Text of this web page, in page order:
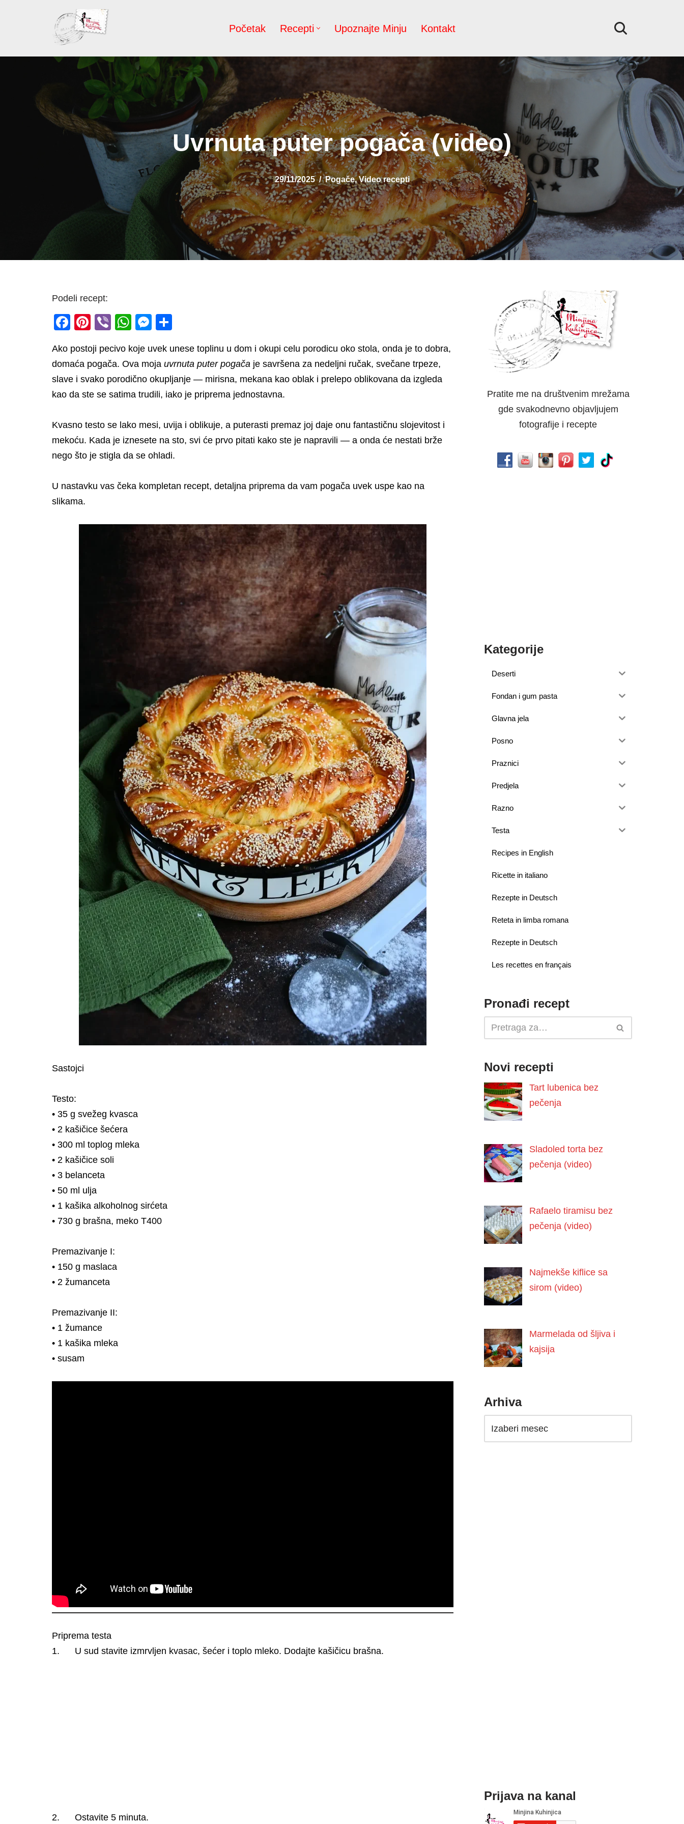
sadržaj
Početak Recepti Upoznajte Minju Kontakt
Uvrnuta puter pogača (video)
29/11/2025 Pogače,Video recepti
Podeli recept:
F
c
e
b
o
o
k
Pi
er
e
st
Vi
er
W
at
s
A
p
p
M
ss
e
n
g
er
ar
e
Ako postoji pecivo koje uvek unese toplinu u dom i okupi celu porodicu oko stola, onda je to dobra,
domaća pogača. Ova moja uvrnuta puter pogača je savršena za nedeljni ručak, svečane trpeze,
slave i svako porodično okupljanje — mirisna, mekana kao oblak i prelepo oblikovana da izgleda
kao da ste se satima trudili, iako je priprema jednostavna.
Kvasno testo se lako mesi, uvija i oblikuje, a puterasti premaz joj daje onu fantastičnu slojevitost i
mekoću. Kada je iznesete na sto, svi će prvo pitati kako ste je napravili — a onda će nestati brže
nego što je stigla da se ohladi.
U nastavku vas čeka kompletan recept, detaljna priprema da vam pogača uvek uspe kao na
slikama.
Sastojci
Testo:
• 35 g svežeg kvasca
• 2 kašičice šećera
• 300 ml toplog mleka
• 2 kašičice soli
• 3 belanceta
• 50 ml ulja
• 1 kašika alkoholnog sirćeta
• 730 g brašna, meko T400
Premazivanje I:
• 150 g maslaca
• 2 žumanceta
Premazivanje II:
• 1 žumance
• 1 kašika mleka
• susam
Priprema testa
1. U sud stavite izmrvljen kvasac, šećer i toplo mleko. Dodajte kašičicu brašna.
2. Ostavite 5 minuta.
Pratite me na društvenim mrežama
gde svakodnevno objavljujem
fotografije i recepte
Kategorije
Deserti
Fondan i gum pasta
Glavna jela
Posno
Praznici
Predjela
Razno
Testa
Recipes in English
Ricette in italiano
Rezepte in Deutsch
Reteta in limba romana
Rezepte in Deutsch
Les recettes en français
Pronađi recept
Novi recepti
Tart lubenica bez
pečenja
Sladoled torta bez
pečenja (video)
Rafaelo tiramisu bez
pečenja (video)
Najmekše kiflice sa
sirom (video)
Marmelada od šljiva i
kajsija
Arhiva
Prijava na kanal